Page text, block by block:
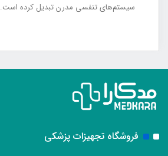
سیستم‌های تنفسی مدرن تبدیل کرده است.
فروشگاه تجهیزات پزشکی